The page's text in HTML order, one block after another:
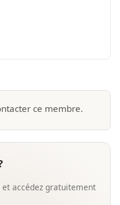
ce membre.
accédez gratuitement